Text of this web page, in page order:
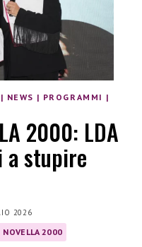
| NEWS | PROGRAMMI |
2000: LDA
a stupire
2026
NOVELLA 2000